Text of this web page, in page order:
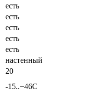
есть
есть
есть
есть
есть
настенный
20
-15..+46С